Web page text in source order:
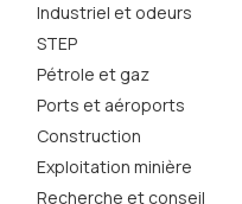
Industriel et odeurs
STEP
Pétrole et gaz
Ports et aéroports
Construction
Exploitation minière
Recherche et conseil